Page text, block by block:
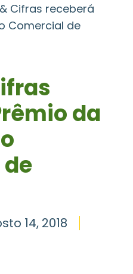
Cifras receberá
Comercial de
da
14, 2018